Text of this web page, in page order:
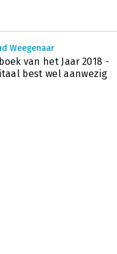
Weegenaar
van het Jaar 2018 -
best wel aanwezig